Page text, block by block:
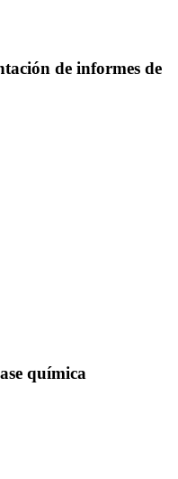
de informes de
química